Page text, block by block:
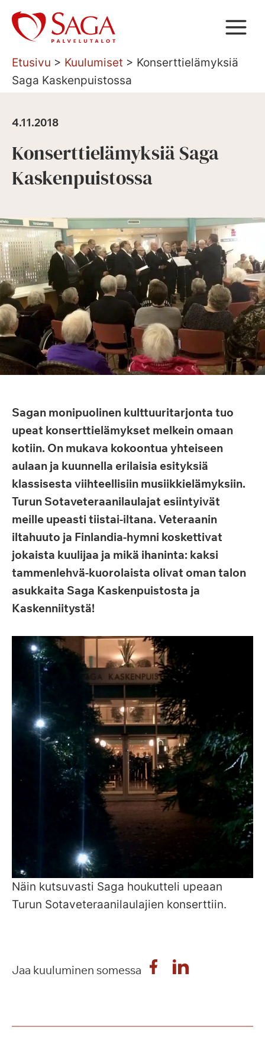
Siirry
sisältöön
Etusivu > Kuulumiset > Konserttielämyksiä
Saga Kaskenpuistossa
4.11.2018
Konserttielämyksiä Saga
Kaskenpuistossa
Sagan monipuolinen kulttuuritarjonta tuo
upeat konserttielämykset melkein omaan
kotiin. On mukava kokoontua yhteiseen
aulaan ja kuunnella erilaisia esityksiä
klassisesta viihteellisiin musiikkielämyksiin.
Turun Sotaveteraanilaulajat esiintyivät
meille upeasti tiistai-iltana. Veteraanin
iltahuuto ja Finlandia-hymni koskettivat
jokaista kuulijaa ja mikä ihaninta: kaksi
tammenlehvä-kuorolaista olivat oman talon
asukkaita Saga Kaskenpuistosta ja
Kaskenniitystä!
Näin kutsuvasti Saga houkutteli upeaan
Turun Sotaveteraanilaulajien konserttiin.
Jaa kuuluminen somessa